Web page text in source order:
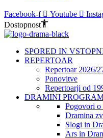
Facebook-f Youtube
Dostopnost
SPORED IN
REPERTOAR
Repertoar 2026/
Ponovitve
Repertoarji od
DRAMINI
Pogovori o
Dramina
Slogi in
Ars in